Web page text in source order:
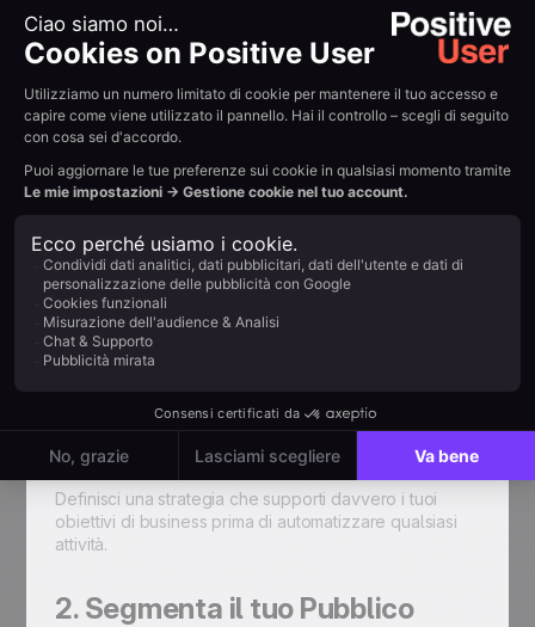
personalizzate in modo efficiente e di raggiungere un
ROI positivo riducendo gli errori manuali. Una volta
implementata la piattaforma, stabilisci benchmark
basati su dati storici o standard di settore per fissare
target realistici, creando una baseline da cui misurare
il successo.
Best Practice per la
Marketing Automation
Adottare le best practice consolidate ti permette
di massimizzare il valore del tuo investimento
nella marketing automation e di ottimizzare le
1. Parti da una Strategia Chiara
Definisci una strategia che supporti davvero i tuoi
obiettivi di business prima di automatizzare qualsiasi
attività.
2. Segmenta il tuo Pubblico